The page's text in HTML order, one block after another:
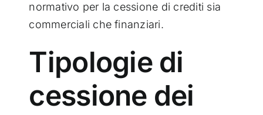
normativo per la cessione di crediti sia
commerciali che finanziari.
Tipologie di
cessione dei